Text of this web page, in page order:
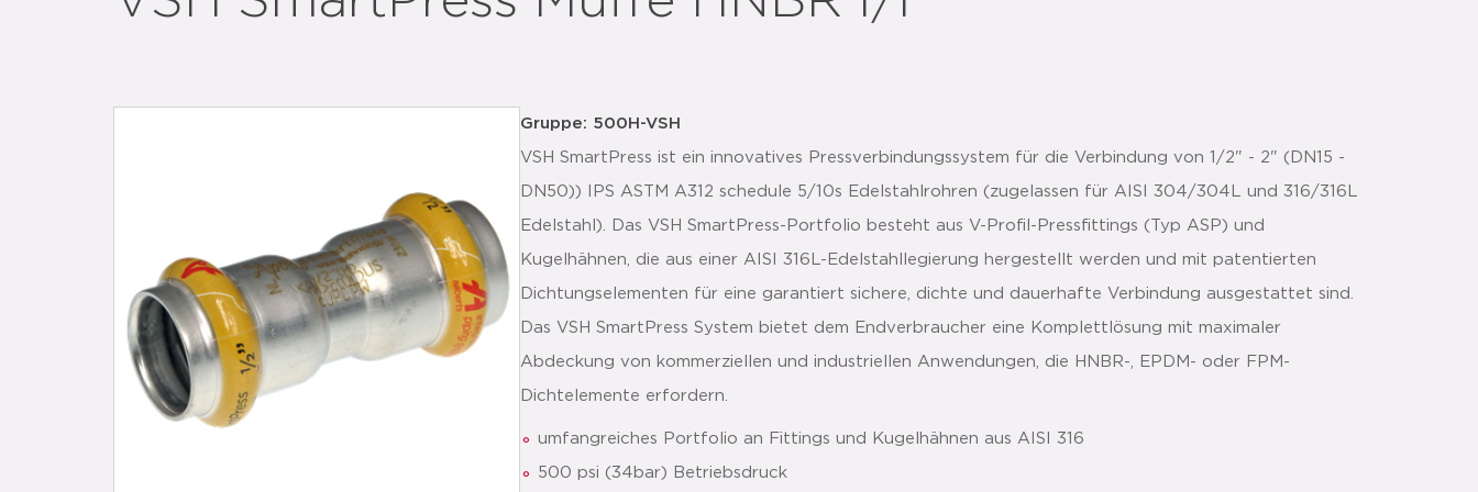
Gruppe: 500H-VSH
VSH SmartPress ist ein innovatives Pressverbindungssystem für die Verbindung von 1/2" - 2" (DN15 -
DN50)) IPS ASTM A312 schedule 5/10s Edelstahlrohren (zugelassen für AISI 304/304L und 316/316L
Edelstahl). Das VSH SmartPress-Portfolio besteht aus V-Profil-Pressfittings (Typ ASP) und
Kugelhähnen, die aus einer AISI 316L-Edelstahllegierung hergestellt werden und mit patentierten
Dichtungselementen für eine garantiert sichere, dichte und dauerhafte Verbindung ausgestattet sind.
Das VSH SmartPress System bietet dem Endverbraucher eine Komplettlösung mit maximaler
Abdeckung von kommerziellen und industriellen Anwendungen, die HNBR-, EPDM- oder FPM-
Dichtelemente erfordern.
umfangreiches Portfolio an Fittings und Kugelhähnen aus AISI 316
500 psi (34bar) Betriebsdruck